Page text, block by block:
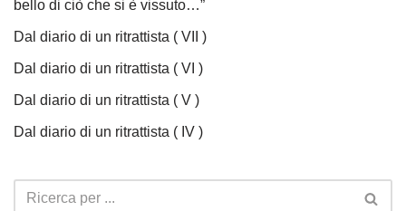
bello di ciò che si è vissuto…”
Dal diario di un ritrattista ( VII )
Dal diario di un ritrattista ( VI )
Dal diario di un ritrattista ( V )
Dal diario di un ritrattista ( IV )